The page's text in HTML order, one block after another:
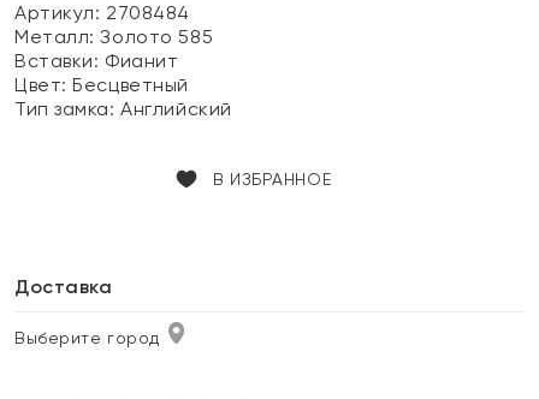
Артикул: 2708484
Металл:Золото 585
Вставки: Фианит
Цвет:Бесцветный
Тип замка:Английский
В ИЗБРАННОЕ
Доставка
Выберите город